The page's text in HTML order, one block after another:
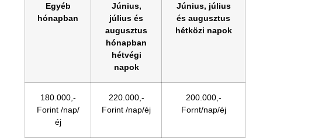
Egyéb
hónapban
Június,
július és
augusztus
hónapban
hétvégi
napok
Június, július
és augusztus
hétközi napok
180.000,-
Forint /nap/
éj
220.000,-
Forint /nap/éj
200.000,-
Fornt/nap/éj